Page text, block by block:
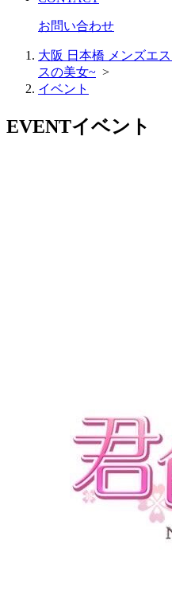
お問い合わせ
大阪 日本橋 メンズエ
スの美女~ >
イベント
EVENTイベント